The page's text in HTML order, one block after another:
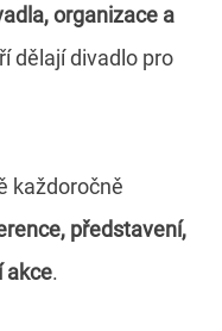
organizace a
dělají divadlo pro
každoročně
představení,
akce.